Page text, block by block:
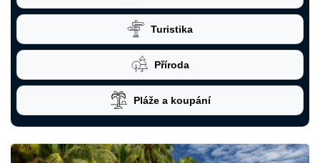
Turistika
Příroda
Pláže a koupání